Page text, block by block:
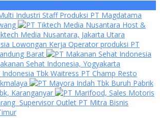
Staff Produksi PT Magdatama
Host &
Media Nusantara, Jakarta Utara
Lowongan Kerja Operator produksi PT
Barat
Sehat Indonesia, Yogyakarta
Waitress PT Champ Resto
Buruh Pabrik
Karanganyar
Sales Motoris
Supervisor Outlet PT Mitra Bisnis